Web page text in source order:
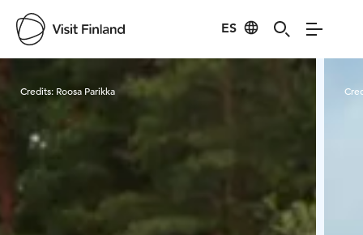
ES
Visit Finland
Credits: Roosa Parikka